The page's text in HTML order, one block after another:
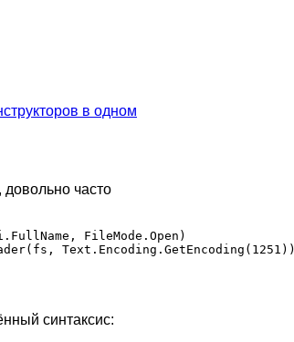
в одном
довольно часто
FileMode.Open)
Text.Encoding.GetEncoding(1251))
синтаксис: